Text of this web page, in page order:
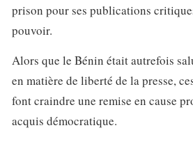
prison pour ses publications
pouvoir.
Alors que le Bénin était autrefois
en matière de liberté de la presse,
font craindre une remise en cause
acquis démocratique.